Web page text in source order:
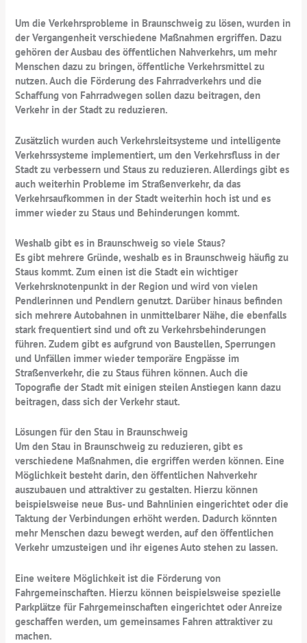
Um die Verkehrsprobleme in Braunschweig zu lösen, wurden in
der Vergangenheit verschiedene Maßnahmen ergriffen. Dazu
gehören der Ausbau des öffentlichen Nahverkehrs, um mehr
Menschen dazu zu bringen, öffentliche Verkehrsmittel zu
nutzen. Auch die Förderung des Fahrradverkehrs und die
Schaffung von Fahrradwegen sollen dazu beitragen, den
Verkehr in der Stadt zu reduzieren.
Zusätzlich wurden auch Verkehrsleitsysteme und intelligente
Verkehrssysteme implementiert, um den Verkehrsfluss in der
Stadt zu verbessern und Staus zu reduzieren. Allerdings gibt es
auch weiterhin Probleme im Straßenverkehr, da das
Verkehrsaufkommen in der Stadt weiterhin hoch ist und es
immer wieder zu Staus und Behinderungen kommt.
Weshalb gibt es in Braunschweig so viele Staus?
Es gibt mehrere Gründe, weshalb es in Braunschweig häufig zu
Staus kommt. Zum einen ist die Stadt ein wichtiger
Verkehrsknotenpunkt in der Region und wird von vielen
Pendlerinnen und Pendlern genutzt. Darüber hinaus befinden
sich mehrere Autobahnen in unmittelbarer Nähe, die ebenfalls
stark frequentiert sind und oft zu Verkehrsbehinderungen
führen. Zudem gibt es aufgrund von Baustellen, Sperrungen
und Unfällen immer wieder temporäre Engpässe im
Straßenverkehr, die zu Staus führen können. Auch die
Topografie der Stadt mit einigen steilen Anstiegen kann dazu
beitragen, dass sich der Verkehr staut.
Lösungen für den Stau in Braunschweig
Um den Stau in Braunschweig zu reduzieren, gibt es
verschiedene Maßnahmen, die ergriffen werden können. Eine
Möglichkeit besteht darin, den öffentlichen Nahverkehr
auszubauen und attraktiver zu gestalten. Hierzu können
beispielsweise neue Bus- und Bahnlinien eingerichtet oder die
Taktung der Verbindungen erhöht werden. Dadurch könnten
mehr Menschen dazu bewegt werden, auf den öffentlichen
Verkehr umzusteigen und ihr eigenes Auto stehen zu lassen.
Eine weitere Möglichkeit ist die Förderung von
Fahrgemeinschaften. Hierzu können beispielsweise spezielle
Parkplätze für Fahrgemeinschaften eingerichtet oder Anreize
geschaffen werden, um gemeinsames Fahren attraktiver zu
machen.